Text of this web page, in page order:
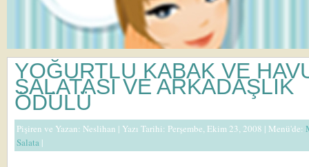
YOĞURTLU KABAK VE
SALATASI VE ARKADAŞLIK
ÖDÜLÜ
Pişiren ve Yazan: Neslihan | Yazı Tarihi: Perşembe, Ekim 23, 2008 | Menü'de:
Salata |